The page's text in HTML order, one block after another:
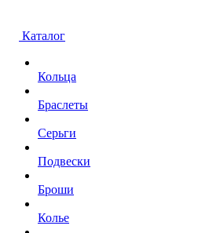
Каталог
Кольца
Браслеты
Серьги
Подвески
Броши
Колье